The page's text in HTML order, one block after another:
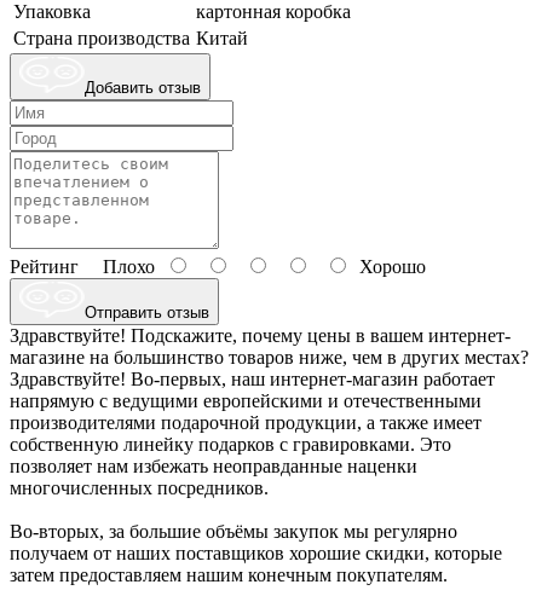
Упаковка
картонная коробка
Страна производства Китай
Добавить отзыв
Рейтинг Плохо Хорошо
Отправить отзыв
Здравствуйте! Подскажите, почему цены в вашем интернет-
магазине на большинство товаров ниже, чем в других местах?
Здравствуйте! Во-первых, наш интернет-магазин работает
напрямую с ведущими европейскими и отечественными
производителями подарочной продукции, а также имеет
собственную линейку подарков с гравировками. Это
позволяет нам избежать неоправданные наценки
многочисленных посредников.
Во-вторых, за большие объёмы закупок мы регулярно
получаем от наших поставщиков хорошие скидки, которые
затем предоставляем нашим конечным покупателям.